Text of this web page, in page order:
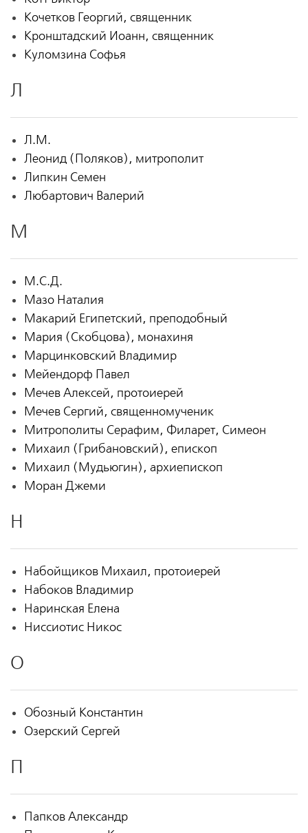
Кочетков Георгий, священник
Кронштадский Иоанн, священник
Куломзина Софья
Л
Л.М.
Леонид (Поляков), митрополит
Липкин Семен
Любартович Валерий
М
М.С.Д.
Мазо Наталия
Макарий Египетский, преподобный
Мария (Скобцова), монахиня
Марцинковский Владимир
Мейендорф Павел
Мечев Алексей, протоиерей
Мечев Сергий, священномученик
Митрополиты Серафим, Филарет, Симеон
Михаил (Грибановский), епископ
Михаил (Мудьюгин), архиепископ
Моран Джеми
Н
Набойщиков Михаил, протоиерей
Набоков Владимир
Наринская Елена
Ниссиотис Никос
О
Обозный Константин
Озерский Сергей
П
Папков Александр